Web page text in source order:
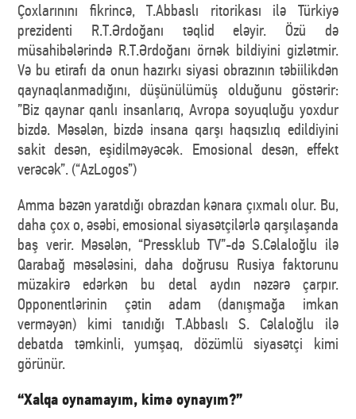
Çoxlarınını fikrincə, T.Abbaslı ritorikası ilə Türkiyə
prezidenti R.T.Ərdoğanı təqlid eləyir. Özü də
müsahibələrində R.T.Ərdoğanı örnək bildiyini gizlətmir.
Və bu etirafı da onun hazırkı siyasi obrazının təbiilikdən
qaynaqlanmadığını, düşünülümüş olduğunu göstərir:
”Biz qaynar qanlı insanlarıq, Avropa soyuqluğu yoxdur
bizdə. Məsələn, bizdə insana qarşı haqsızlıq edildiyini
sakit desən, eşidilməyəcək. Emosional desən, effekt
verəcək”. (“AzLogos”)
Amma bəzən yaratdığı obrazdan kənara çıxmalı olur. Bu,
daha çox o, əsəbi, emosional siyasətçilərlə qarşılaşanda
baş verir. Məsələn, “Pressklub TV”-də S.Cəlaloğlu ilə
Qarabağ məsələsini, daha doğrusu Rusiya faktorunu
müzakirə edərkən bu detal aydın nəzərə çarpır.
Opponentlərinin çətin adam (danışmağa imkan
verməyən) kimi tanıdığı T.Abbaslı S. Cəlaloğlu ilə
debatda təmkinli, yumşaq, dözümlü siyasətçi kimi
görünür.
“Xalqa oynamayım, kimə oynayım?”